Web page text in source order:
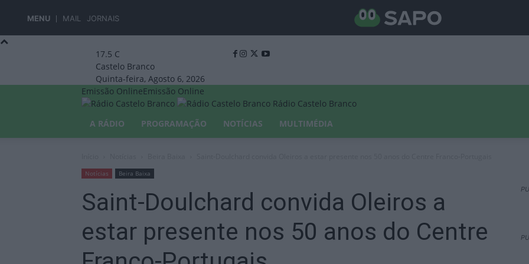
MENU MAIL JORNAIS
17.5 C
Castelo Branco
Quinta-feira, Agosto 6, 2026
Emissão OnlineEmissão Online
Rádio Castelo Branco
A RÁDIO
PROGRAMAÇÃO NOTÍCIAS MULTIMÉDIA
Notícias Beira Baixa
Saint-Doulchard convida Oleiros a
estar presente nos 50 anos do Centre